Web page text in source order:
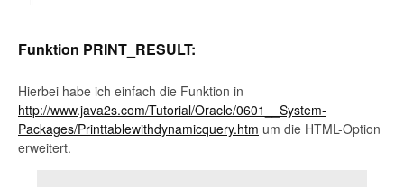
Funktion PRINT_RESULT:
Hierbei habe ich einfach die Funktion in
http://www.java2s.com/Tutorial/Oracle/0601__System-
Packages/Printtablewithdynamicquery.htm um die HTML-Option
erweitert.